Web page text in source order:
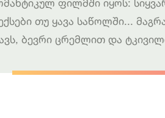
ფილმში იყოს:
თუ ყავა საწოლში...
ბევრი ცრემლით და